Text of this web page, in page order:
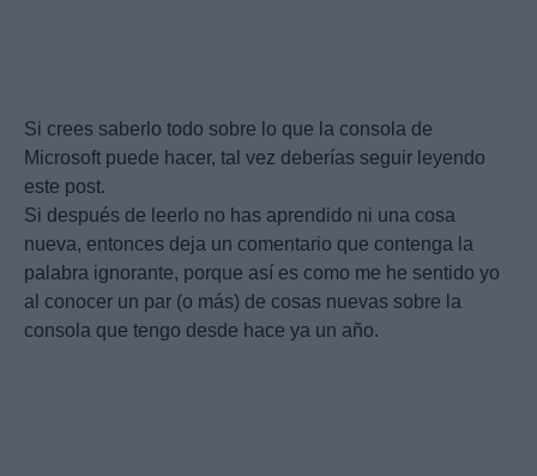
Si crees saberlo todo sobre lo que la consola de
Microsoft puede hacer, tal vez deberías seguir leyendo
este post.
Si después de leerlo no has aprendido ni una cosa
nueva, entonces deja un comentario que contenga la
palabra ignorante, porque así es como me he sentido yo
al conocer un par (o más) de cosas nuevas sobre la
consola que tengo desde hace ya un año.